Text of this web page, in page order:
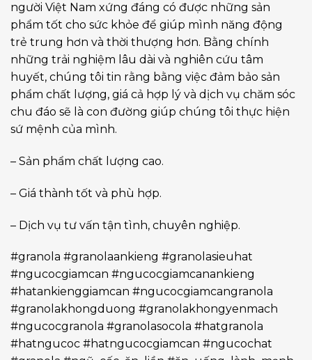
người Việt Nam xứng đáng có được những sản
phẩm tốt cho sức khỏe để giúp mình năng động
trẻ trung hơn và thời thượng hơn. Bằng chính
những trải nghiệm lâu dài và nghiên cứu tâm
huyết, chúng tôi tin rằng bằng việc đảm bảo sản
phẩm chất lượng, giá cả hợp lý và dịch vụ chăm sóc
chu đáo sẽ là con đường giúp chúng tôi thực hiện
sứ mệnh của mình.
– Sản phẩm chất lượng cao.
– Giá thành tốt và phù hợp.
– Dịch vụ tư vấn tận tình, chuyên nghiệp.
#granola #granolaankieng #granolasieuhat
#ngucocgiamcan #ngucocgiamcanankieng
#hatankienggiamcan #ngucocgiamcangranola
#granolakhongduong #granolakhongyenmach
#ngucocgranola #granolasocola #hatgranola
#hatngucoc #hatngucocgiamcan #ngucochat